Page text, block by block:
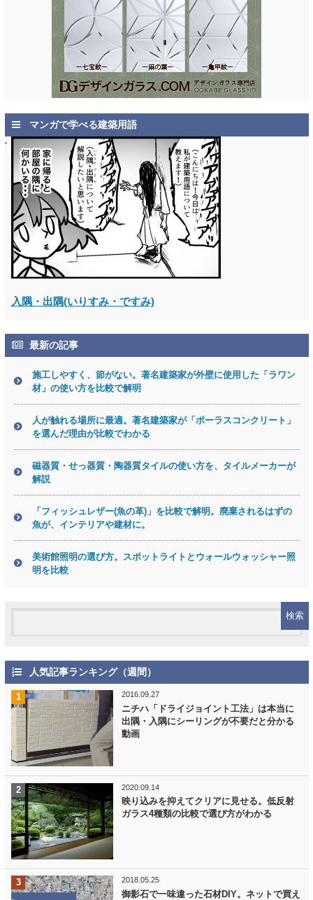
マンガで学べる建築用語
入隅・出隅(いりすみ・ですみ)
最新の記事
施工しやすく、節がない。著名建築家が外壁に使用した「ラワン
材」の使い方を比較で解明
人が触れる場所に最適。著名建築家が「ポーラスコンクリート」
を選んだ理由が比較でわかる
磁器質・せっ器質・陶器質タイルの使い方を、タイルメーカーが
解説
「フィッシュレザー(魚の革)」を比較で解明。廃棄されるはずの
魚が、インテリアや建材に。
美術館照明の選び方。スポットライトとウォールウォッシャー照
明を比較
人気記事ランキング（週間）
2016.09.27
ニチハ「ドライジョイント工法」は本当に
出隅・入隅にシーリングが不要だと分かる
動画
2020.09.14
映り込みを抑えてクリアに見せる。低反射
ガラス4種類の比較で選び方がわかる
2018.05.25
御影石で一味違った石材DIY。ネットで買え